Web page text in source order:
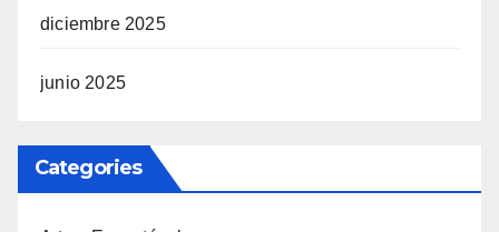
diciembre 2025
junio 2025
Categories